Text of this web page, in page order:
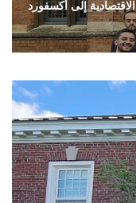
الاقتصادية إلى أكسفورد